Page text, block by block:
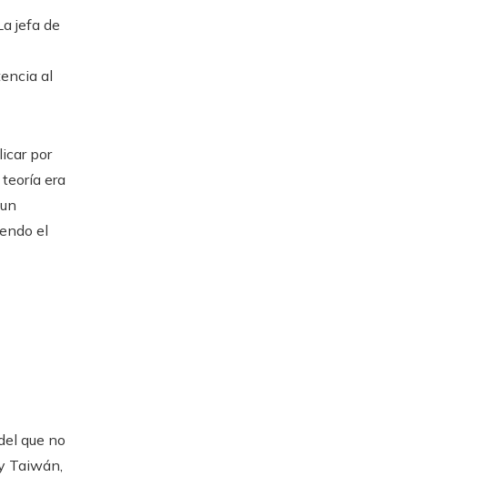
jefa de
al
por
era
el
que no
Taiwán,